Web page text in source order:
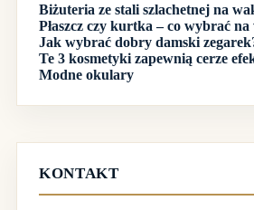
Biżuteria ze stali szlachetnej na
Płaszcz czy kurtka – co wybrać na
Jak wybrać dobry damski
Te 3 kosmetyki zapewnią cerze
Modne okulary
KONTAKT